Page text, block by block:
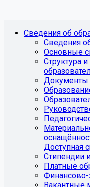
Сведения об
Сведения
Основные
Структура
Документы
Доступная
Стипендии
Платные
Финансово-
Вакантные